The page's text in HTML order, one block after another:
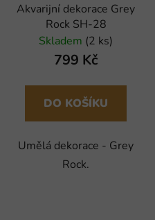
Akvarijní dekorace Grey
Rock SH-28
Skladem (2 ks)
799 Kč
DO KOŠÍKU
Umělá dekorace - Grey
Rock.